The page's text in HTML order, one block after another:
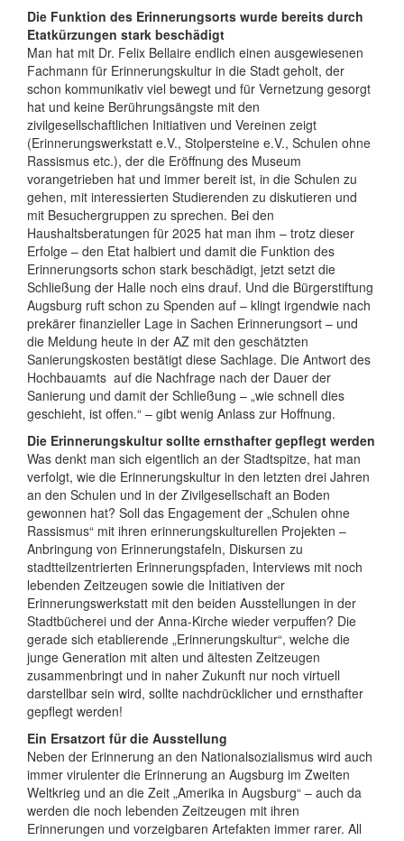
Die Funktion des Erinnerungsorts wurde bereits durch
Etatkürzungen stark beschädigt
Man hat mit Dr. Felix Bellaire endlich einen ausgewiesenen
Fachmann für Erinnerungskultur in die Stadt geholt, der
schon kommunikativ viel bewegt und für Vernetzung gesorgt
hat und keine Berührungsängste mit den
zivilgesellschaftlichen Initiativen und Vereinen zeigt
(Erinnerungswerkstatt e.V., Stolpersteine e.V., Schulen ohne
Rassismus etc.), der die Eröffnung des Museum
vorangetrieben hat und immer bereit ist, in die Schulen zu
gehen, mit interessierten Studierenden zu diskutieren und
mit Besuchergruppen zu sprechen. Bei den
Haushaltsberatungen für 2025 hat man ihm – trotz dieser
Erfolge – den Etat halbiert und damit die Funktion des
Erinnerungsorts schon stark beschädigt, jetzt setzt die
Schließung der Halle noch eins drauf. Und die Bürgerstiftung
Augsburg ruft schon zu Spenden auf – klingt irgendwie nach
prekärer finanzieller Lage in Sachen Erinnerungsort – und
die Meldung heute in der AZ mit den geschätzten
Sanierungskosten bestätigt diese Sachlage. Die Antwort des
Hochbauamts auf die Nachfrage nach der Dauer der
Sanierung und damit der Schließung – „wie schnell dies
geschieht, ist offen.“ – gibt wenig Anlass zur Hoffnung.
Die Erinnerungskultur sollte ernsthafter gepflegt werden
Was denkt man sich eigentlich an der Stadtspitze, hat man
verfolgt, wie die Erinnerungskultur in den letzten drei Jahren
an den Schulen und in der Zivilgesellschaft an Boden
gewonnen hat? Soll das Engagement der „Schulen ohne
Rassismus“ mit ihren erinnerungskulturellen Projekten –
Anbringung von Erinnerungstafeln, Diskursen zu
stadtteilzentrierten Erinnerungspfaden, Interviews mit noch
lebenden Zeitzeugen sowie die Initiativen der
Erinnerungswerkstatt mit den beiden Ausstellungen in der
Stadtbücherei und der Anna-Kirche wieder verpuffen? Die
gerade sich etablierende „Erinnerungskultur“, welche die
junge Generation mit alten und ältesten Zeitzeugen
zusammenbringt und in naher Zukunft nur noch virtuell
darstellbar sein wird, sollte nachdrücklicher und ernsthafter
gepflegt werden!
Ein Ersatzort für die Ausstellung
Neben der Erinnerung an den Nationalsozialismus wird auch
immer virulenter die Erinnerung an Augsburg im Zweiten
Weltkrieg und an die Zeit „Amerika in Augsburg“ – auch da
werden die noch lebenden Zeitzeugen mit ihren
Erinnerungen und vorzeigbaren Artefakten immer rarer. All